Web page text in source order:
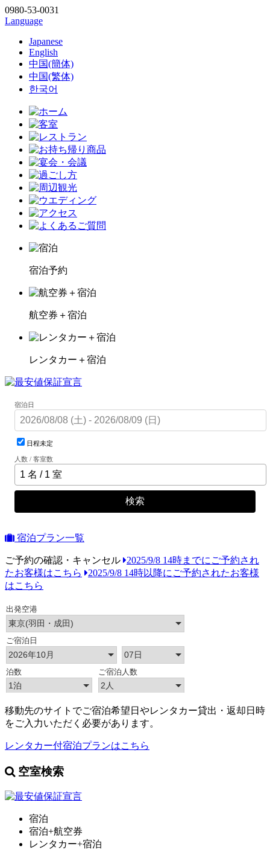
0980-53-0031
Language
Japanese
English
中国(簡体)
中国(繁体)
한국어
宿泊予約
航空券＋宿泊
レンタカー＋宿泊
宿泊日
日程未定
人数 / 客室数
検索
宿泊プラン一覧
ご予約の確認・キャンセル
2025/9/8 14時までにご予約され
たお客様はこちら
2025/9/8 14時以降にご予約されたお客様
はこちら
移動先のサイトでご宿泊希望日やレンタカー貸出・返却日時
をご入力いただく必要があります。
レンタカー付宿泊プランはこちら
空室検索
宿泊
宿泊+航空券
レンタカー+宿泊